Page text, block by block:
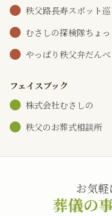
秩父路長寿スポット巡
むさしの探検隊ちょ
やっぱり秩父弁だんべ
フェイスブック
株式会社むさしの
秩父のお葬式相談所
お気
葬儀の